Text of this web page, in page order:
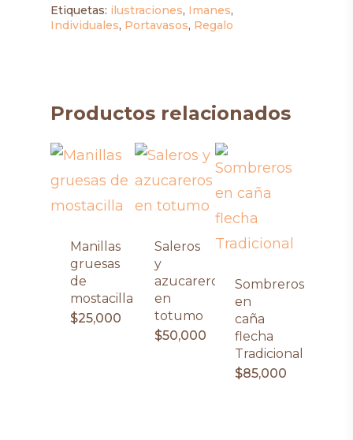
Etiquetas: ilustraciones, Imanes,
Individuales, Portavasos, Regalo
Productos relacionados
Manillas
gruesas
de
mostacilla
$25,000
Saleros
y
azucareros
en
totumo
$50,000
Sombreros
en
caña
flecha
Tradicional
$85,000